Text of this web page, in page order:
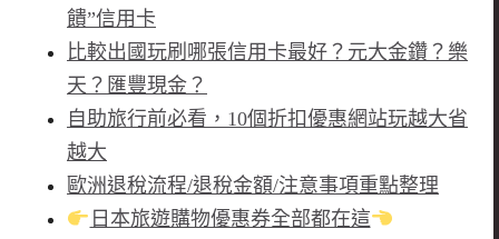
饋”信用卡
比較出國玩刷哪張信用卡最好？元大金鑽？樂
天？匯豐現金？
自助旅行前必看，10個折扣優惠網站玩越大省
越大
歐洲退稅流程/退稅金額/注意事項重點整理
日本旅遊購物優惠券全部都在這